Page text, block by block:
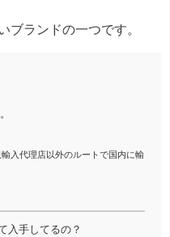
ブランドの一つです。
入代理店以外のルートで国内に輸
入手してるの？